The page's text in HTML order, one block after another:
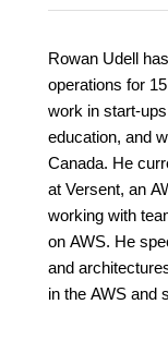
Rowan Udell
operations for
work in start-
education, and
Canada. He
at Versent, an
working with
on AWS. He
and
in the AWS and